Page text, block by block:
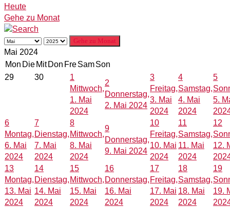
Heute
Gehe zu Monat
Gehe zu Monat
Mai 2024
Mon Die Mit Don FreSamSon
29
30
1
Mittwoch,
1. Mai
2024
2
Donnerstag,
2. Mai 2024
3
Freitag,
3. Mai
2024
4
Samstag,
4. Mai
2024
5
5.
6
Montag,
6. Mai
2024
7
Dienstag,
7. Mai
2024
8
Mittwoch,
8. Mai
2024
9
Donnerstag,
9. Mai 2024
10
Freitag,
10. Mai
2024
11
Samstag,
11. Mai
2024
12
12.
13
Montag,
13. Mai
2024
14
Dienstag,
14. Mai
2024
15
Mittwoch,
15. Mai
2024
16
Donnerstag,
16. Mai
2024
17
Freitag,
17. Mai
2024
18
Samstag,
18. Mai
2024
19
19.